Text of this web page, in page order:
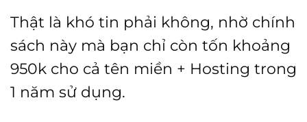
Thật là khó tin phải không, nhờ chính
sách này mà bạn chỉ còn tốn khoảng
950k cho cả tên miền + Hosting trong
1 năm sử dụng.